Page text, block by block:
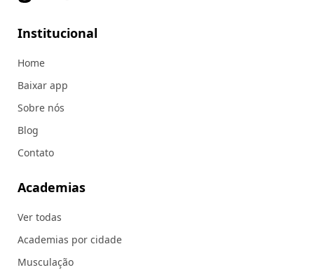
Institucional
Home
Baixar app
Sobre nós
Blog
Contato
Academias
Ver todas
Academias por cidade
Musculação